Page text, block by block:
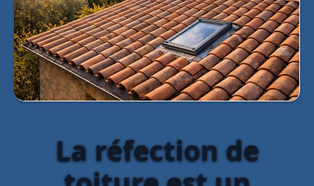
La réfection de